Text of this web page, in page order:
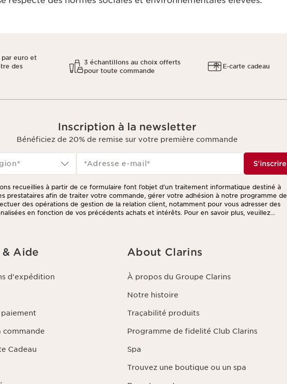
par euro et
des
3 échantillons au choix offerts
pour toute commande
E-carte cadeau
Inscription à la newsletter
Bénéficiez de 20% de remise sur votre première commande
*Adresse e-mail * S'inscrire
recueillies à partir de ce formulaire font l’objet d’un traitement informatique destiné à
prestataires afin de traiter votre commande, gérer votre adhésion à notre programme de
des opérations de gestion de la relation client, notamment pour vous adresser des
en fonction de vos précédents achats et intérêts. Pour en savoir plus, veuillez
politique de respect de la vie privée.
Aide
d'expédition
commande
Cadeau
About Clarins
À propos du Groupe Clarins
Notre histoire
Traçabilité produits
Programme de fidelité Club Clarins
Spa
Trouvez une boutique ou un spa